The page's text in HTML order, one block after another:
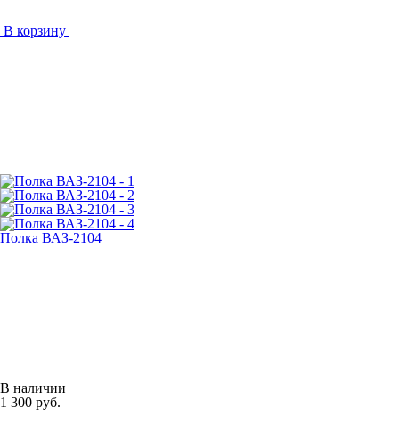
В корзину
Полка ВАЗ-2104
В наличии
1 300 руб.